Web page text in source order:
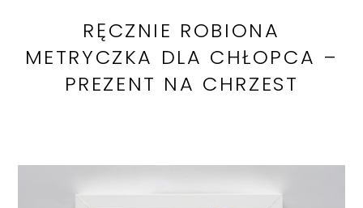
RĘCZNIE ROBIONA
METRYCZKA DLA CHŁOPCA –
PREZENT NA CHRZEST